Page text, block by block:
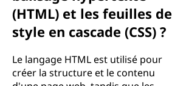
(HTML) et les feuilles de
style en cascade (CSS) ?
Le langage HTML est utilisé pour
créer la structure et le contenu